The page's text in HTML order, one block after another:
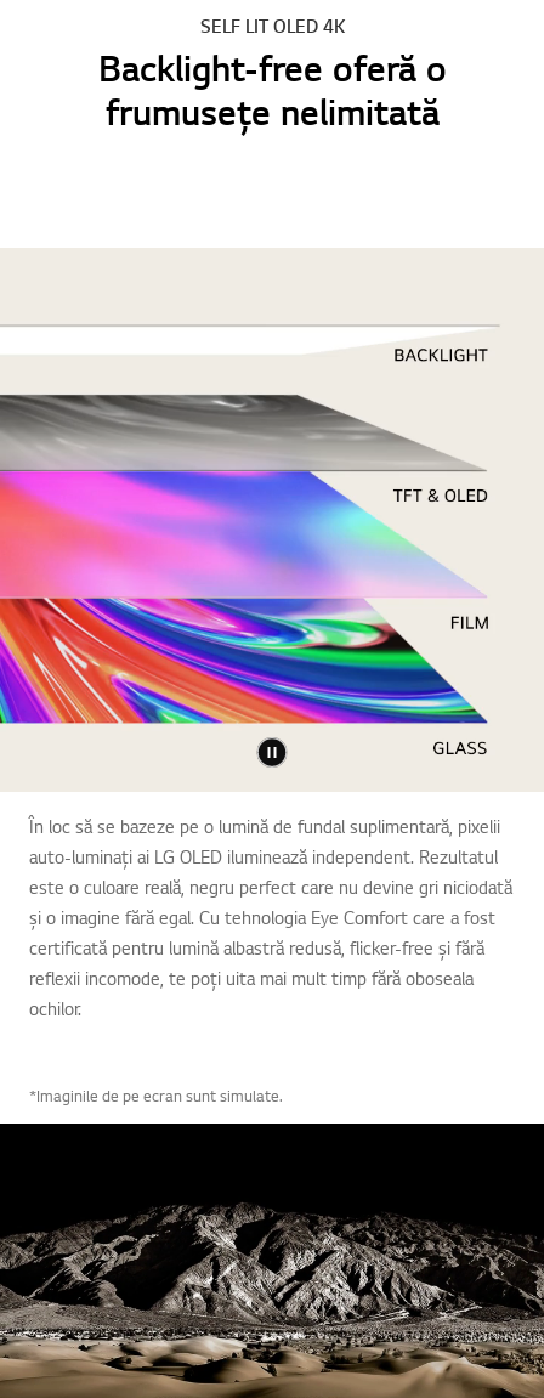
SELF LIT OLED 4K
Backlight-free oferă o
frumusețe nelimitată
În loc să se bazeze pe o lumină de fundal suplimentară, pixelii
auto-luminați ai LG OLED iluminează independent. Rezultatul
este o culoare reală, negru perfect care nu devine gri niciodată
și o imagine fără egal. Cu tehnologia Eye Comfort care a fost
certificată pentru lumină albastră redusă, flicker-free și fără
reflexii incomode, te poți uita mai mult timp fără oboseala
ochilor.
*Imaginile de pe ecran sunt simulate.